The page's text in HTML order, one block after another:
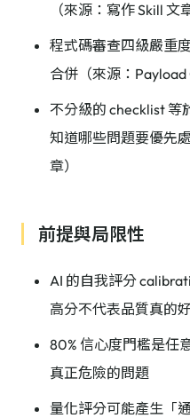
（來源：寫作 Skill 文
程式碼審查四級嚴重
合併（來源：Payload
不分級的 checklist
知道哪些問題要優先
章）
前提與局限性
AI 的自我評分
高分不代表品質真的好
80% 信心度門檻是任
真正危險的問題
量化評分可能產生「